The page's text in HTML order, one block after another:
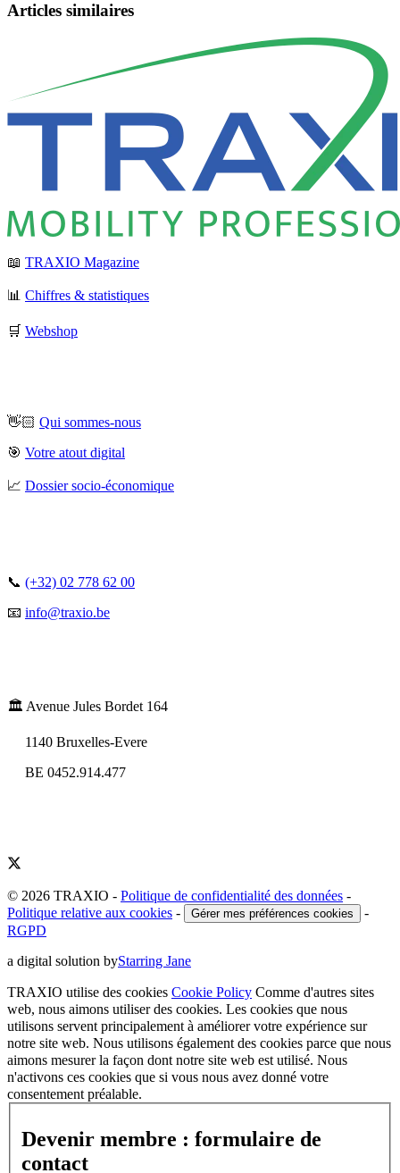
Articles similaires
📖 TRAXIO Magazine
📊 Chiffres & statistiques
🛒 Webshop
👋🏻 Qui sommes-nous
🎯 Votre atout digital
📈 Dossier socio-économique
📞 (+32) 02 778 62 00
📧 info@traxio.be
🏛️ Avenue Jules Bordet 164
1140 Bruxelles-Evere
BE 0452.914.477
© 2026 TRAXIO - Politique de confidentialité des données -
Politique relative aux cookies - Gérer mes préférences cookies
-
RGPD
a digital solution byStarring Jane
TRAXIO utilise des cookies Cookie Policy Comme d'autres sites
web, nous aimons utiliser des cookies. Les cookies que nous
utilisons servent principalement à améliorer votre expérience sur
notre site web. Nous utilisons également des cookies parce que nous
aimons mesurer la façon dont notre site web est utilisé. Nous
n'activons ces cookies que si vous nous avez donné votre
consentement préalable.
Devenir membre : formulaire de
contact